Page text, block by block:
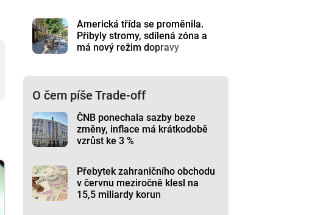
Americká třída se proměnila.
Přibyly stromy, sdílená zóna a
má nový režim dopravy
O čem píše Trade-off
ČNB ponechala sazby beze
změny, inflace má krátkodobě
vzrůst ke 3 %
Přebytek zahraničního obchodu
v červnu meziročně klesl na
15,5 miliardy korun